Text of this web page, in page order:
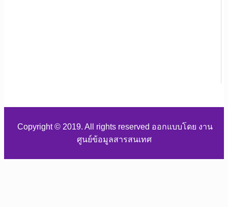
Copyright © 2019. All rights reserved ออกแบบโดย งาน
ศูนย์ข้อมูลสารสนเทศ